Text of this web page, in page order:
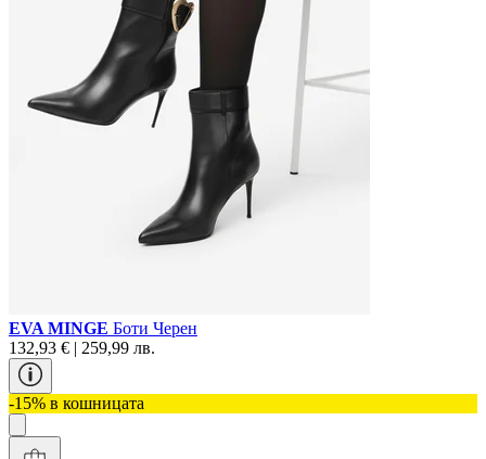
EVA MINGE Боти Черен
132,93 € | 259,99 лв.
-15% в кошницата